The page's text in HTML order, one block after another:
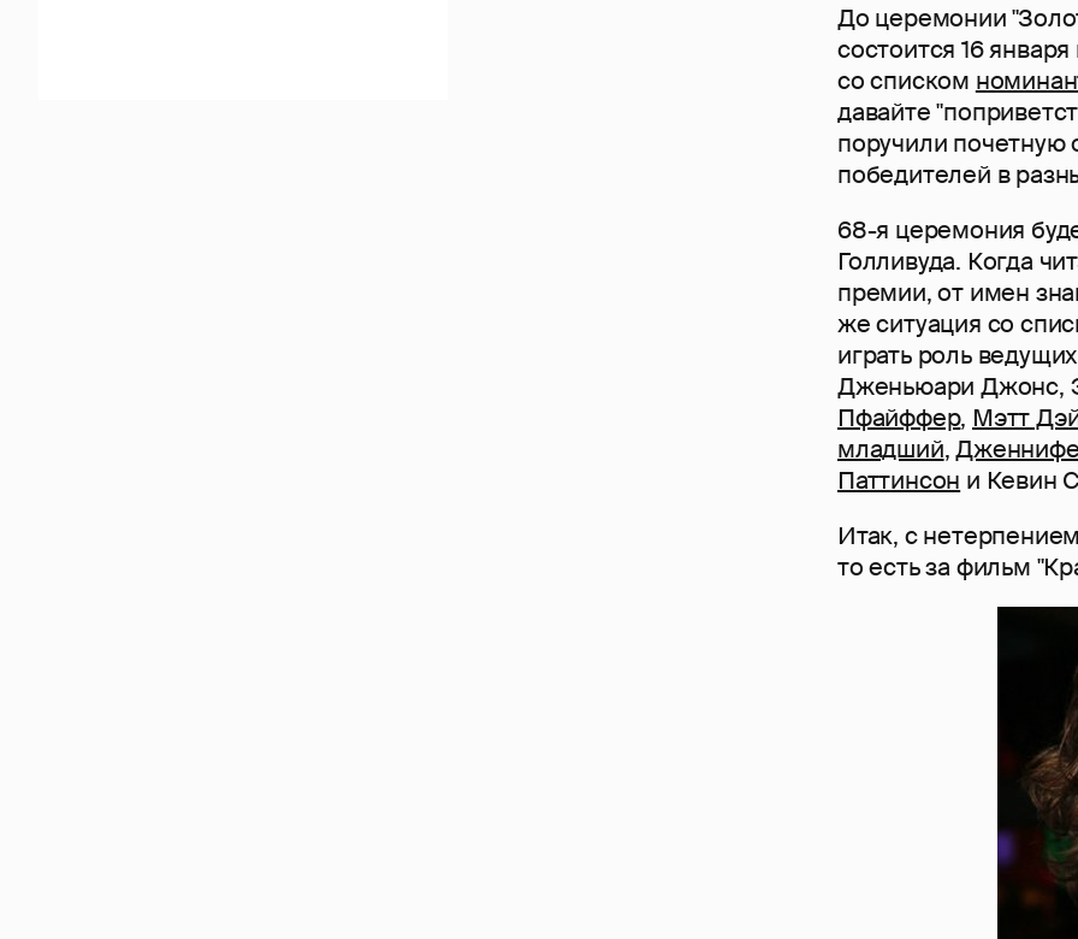
До церемонии
состоится 16
со списком
давайте
поручили почетную
победителей в
68-я церемония
Голливуда. Когда
премии, от имен
же ситуация со
играть роль
Дженьюари Джонс,
Пфайффер, Мэтт
младший,
Паттинсон и Кевин
Итак, с
то есть за фильм